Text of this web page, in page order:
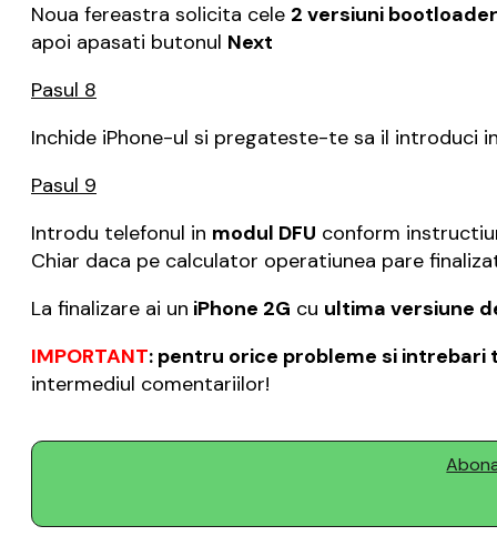
Noua fereastra solicita cele 2 versiuni bootloader
apoi apasati butonul Next
Pasul 8
Inchide iPhone-ul si pregateste-te sa il introduci
Pasul 9
Introdu telefonul in modul DFU conform
Chiar daca pe calculator operatiunea pare
La finalizare ai un iPhone 2G cu ultima versiune
IMPORTANT: pentru orice probleme si intrebari
intermediul comentariilor!